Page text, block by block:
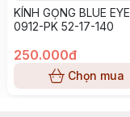
KÍNH GỌNG BLUE EYE
0912-PK 52-17-140
250.000đ
Chọn mua